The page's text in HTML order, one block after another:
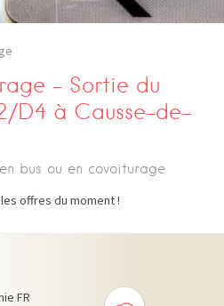
– Sortie du
D4 à Causse-de-
bus ou en covoiturage
offres du moment !
FR